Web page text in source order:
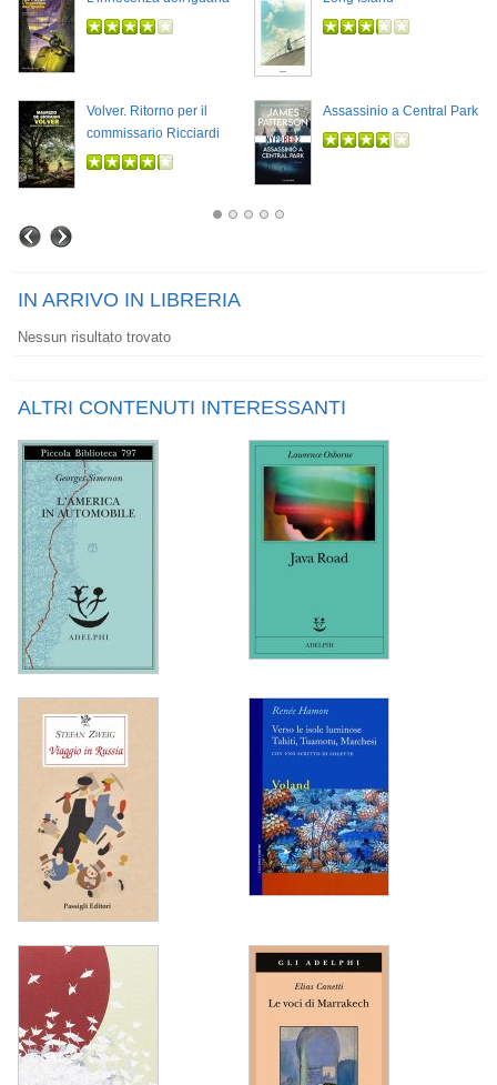
Volver. Ritorno per il
commissario Ricciardi
Assassinio a Central Park
IN ARRIVO IN LIBRERIA
Nessun risultato trovato
ALTRI CONTENUTI INTERESSANTI